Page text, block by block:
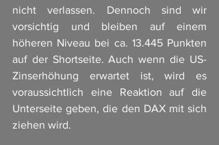
nicht verlassen. Dennoch sind wir
vorsichtig und bleiben auf einem
höheren Niveau bei ca. 13.445 Punkten
auf der Shortseite. Auch wenn die US-
Zinserhöhung erwartet ist, wird es
voraussichtlich eine Reaktion auf die
Unterseite geben, die den DAX mit sich
ziehen wird.